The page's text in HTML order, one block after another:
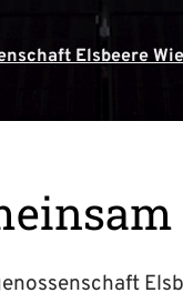
Elsbeere